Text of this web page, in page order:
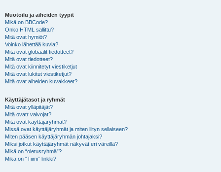
Muotoilu ja aiheiden tyypit
Mikä on BBCode?
Onko HTML sallittu?
Mitä ovat hymiöt?
Voinko lähettää kuvia?
Mitä ovat globaalit tiedotteet?
Mitä ovat tiedotteet?
Mitä ovat kiinnitetyt viestiketjut
Mitä ovat lukitut viestiketjut?
Mitä ovat aiheiden kuvakkeet?
Käyttäjätasot ja ryhmät
Mitä ovat ylläpitäjät?
Mitä ovatr valvojat?
Mitä ovat käyttäjäryhmät?
Missä ovat käyttäjäryhmät ja miten liityn sellaiseen?
Miten pääsen käyttäjäryhmän johtajaksi?
Miksi jotkut käyttäjäryhmät näkyvät eri väreillä?
Mikä on “oletusryhmä”?
Mikä on “Tiimi” linkki?